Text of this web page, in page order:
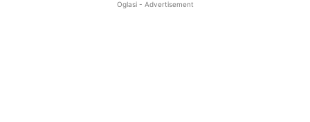
Oglasi - Advertisement